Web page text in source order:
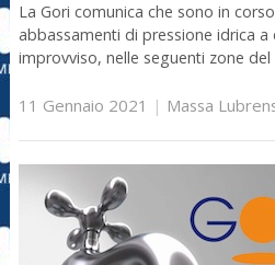
La Gori comunica che sono in
abbassamenti di pressione idrica a
improvviso, nelle seguenti zone
11 Gennaio 2021 | Massa